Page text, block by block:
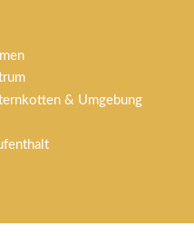
& Umgebung